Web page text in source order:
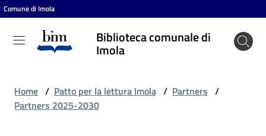
Vai al contenuto
Vai alla navigazione
Vai al footer
Comune di Imola
Biblioteca comunale di
Imola
Biblioteca
comunale
Home / Patto per la lettura Imola / Partners /
Partners 2025-2030